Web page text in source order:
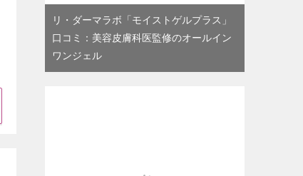
リ・ダーマラボ「モイストゲルプラス」
口コミ：美容皮膚科医監修のオールイン
ワンジェル